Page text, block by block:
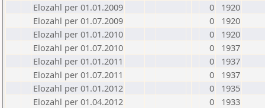
Elozahl per 01.01.2009
0
1920
Elozahl per 01.07.2009
0
1920
Elozahl per 01.01.2010
0
1920
Elozahl per 01.07.2010
0
1937
Elozahl per 01.01.2011
0
1937
Elozahl per 01.07.2011
0
1937
Elozahl per 01.01.2012
0
1935
Elozahl per 01.04.2012
0
1933